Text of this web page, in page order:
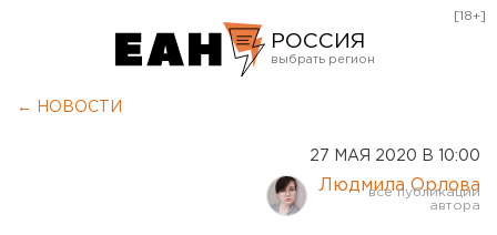
РОССИЯ
Курган
Оренбург
[18+]
← НОВОСТИ
27 МАЯ 2020 В 10:00
Людмила Орлова